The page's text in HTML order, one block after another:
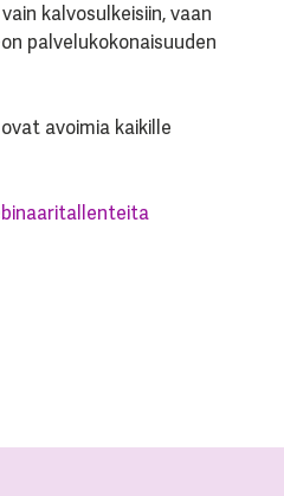
kalvosulkeisiin, vaan
palvelukokonaisuuden
avoimia kaikille